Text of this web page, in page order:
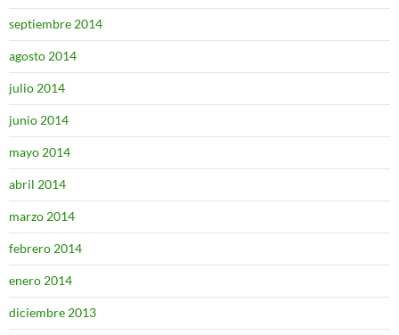
septiembre 2014
agosto 2014
julio 2014
junio 2014
mayo 2014
abril 2014
marzo 2014
febrero 2014
enero 2014
diciembre 2013